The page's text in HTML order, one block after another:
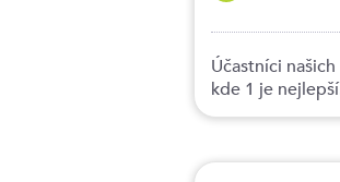
Účastníci
kde 1 je